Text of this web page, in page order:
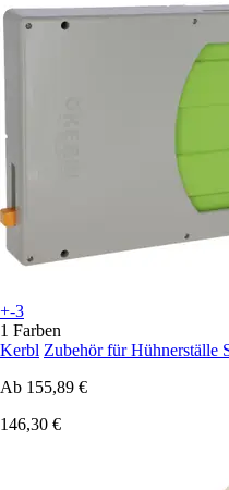
+-3
1 Farben
Kerbl Zubehör für Hühnerställe
Ab 155,89 €
146,30 €